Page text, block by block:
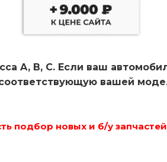
A, B, C. Если ваш
соответствующую вашей
подбор новых и б/у